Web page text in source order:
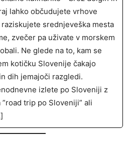
lahko občudujete vrhove
srednjeveška mesta
zvečer pa uživate v morskem
Ne glede na to, kam se
kotičku Slovenije čakajo
dih jemajoči razgledi.
izlete po Sloveniji z
trip po Sloveniji” ali